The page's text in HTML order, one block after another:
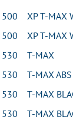
XP T-MAX
XP T-MAX
530 T-MAX
T-MAX ABS
T-MAX
T-MAX